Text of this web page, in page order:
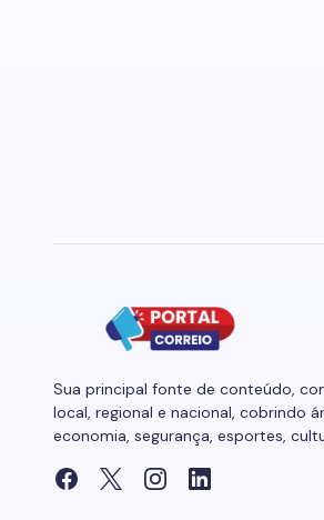
Sua principal fonte de conteúdo,
local, regional e nacional, cobrindo
economia, segurança, esportes,